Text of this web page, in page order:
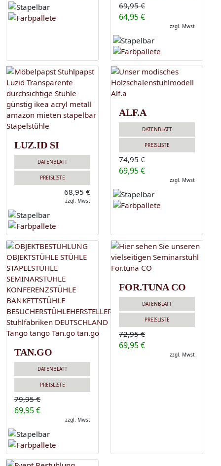
69,95 €
64,95 €
zzgl. Mwst
LUZ.ID SI
DATENBLATT
PREISLISTE
68,95 €
zzgl. Mwst
ALF.A
DATENBLATT
PREISLISTE
74,95 €
69,95 €
zzgl. Mwst
TAN.GO
DATENBLATT
PREISLISTE
79,95 €
69,95 €
zzgl. Mwst
FOR.TUNA CO
DATENBLATT
PREISLISTE
72,95 €
69,95 €
zzgl. Mwst